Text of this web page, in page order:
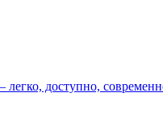
легко, доступно,